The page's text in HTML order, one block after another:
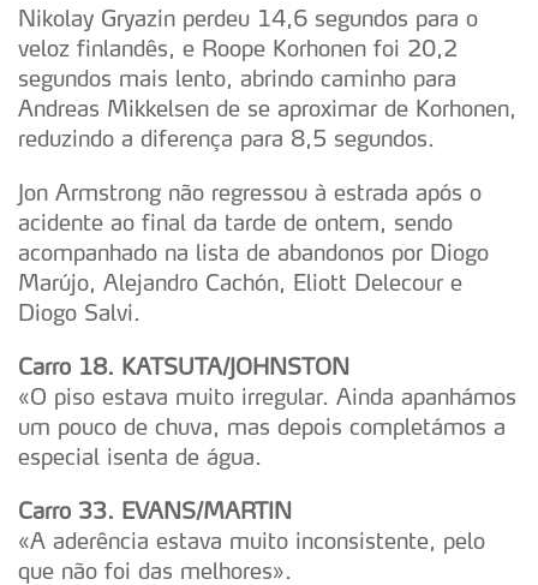
Nikolay Gryazin perdeu 14,6 segundos para o
veloz finlandês, e Roope Korhonen foi 20,2
segundos mais lento, abrindo caminho para
Andreas Mikkelsen de se aproximar de Korhonen,
reduzindo a diferença para 8,5 segundos.
Jon Armstrong não regressou à estrada após o
acidente ao final da tarde de ontem, sendo
acompanhado na lista de abandonos por Diogo
Marújo, Alejandro Cachón, Eliott Delecour e
Diogo Salvi.
Carro 18. KATSUTA/JOHNSTON
«O piso estava muito irregular. Ainda apanhámos
um pouco de chuva, mas depois completámos a
especial isenta de água.
Carro 33. EVANS/MARTIN
«A aderência estava muito inconsistente, pelo
que não foi das melhores».